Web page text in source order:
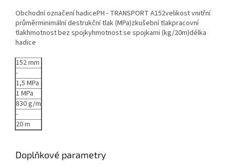
Obchodní označení hadicePH - TRANSPORT A152velikost vnitřní
průměrminimální destrukční tlak (MPa)zkušební tlakpracovní
tlakhmotnost bez spojkyhmotnost se spojkami (kg/20m)délka
hadice
152 mm
-
1,5 MPa
1 MPa
830 g/m
-
20 m
Doplňkové parametry